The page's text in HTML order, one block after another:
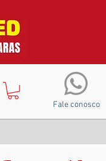
Fale conosco